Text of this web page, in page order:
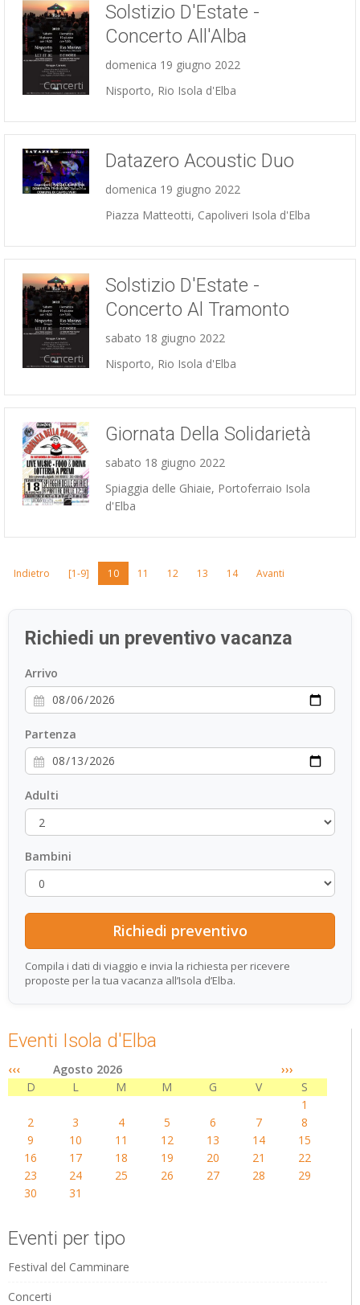
Concerti
Solstizio D'Estate -
Concerto All'Alba
domenica 19 giugno 2022
Nisporto, Rio Isola d'Elba
Concerti
Datazero Acoustic Duo
domenica 19 giugno 2022
Piazza Matteotti, Capoliveri Isola d'Elba
Concerti
Solstizio D'Estate -
Concerto Al Tramonto
sabato 18 giugno 2022
Nisporto, Rio Isola d'Elba
Concerti
Giornata Della Solidarietà
sabato 18 giugno 2022
Spiaggia delle Ghiaie, Portoferraio Isola
d'Elba
Indietro [1-9] 10 11 12 13 14 Avanti
Richiedi un preventivo vacanza
Arrivo
Partenza
Adulti
Bambini
Compila i dati di viaggio e invia la richiesta per ricevere
proposte per la tua vacanza all’Isola d’Elba.
Eventi Isola d'Elba
‹‹‹ Agosto 2026
›››
D
L M M G V
S
1
2
3 4 5 6 7
8
9
10 11 12 13 14
15
16
17 18 19 20 21
22
23
24 25 26 27 28
29
30
31
Eventi per tipo
Festival del Camminare
Concerti